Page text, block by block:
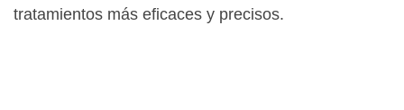
tratamientos más eficaces y precisos.